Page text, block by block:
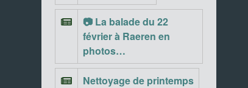
📷 La balade du 22
février à Raeren en
photos…
Nettoyage de printemps